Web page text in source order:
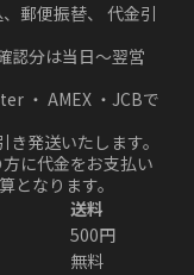
郵便振替、 代金引
認分は当日～翌営
・ AMEX ・JCBで
発送いたします。
に代金をお支払い
となります。
送料
500円
無料